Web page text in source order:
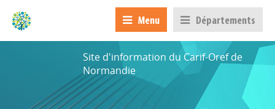
Menu Départements
Site d'information du Carif-Oref de
Normandie